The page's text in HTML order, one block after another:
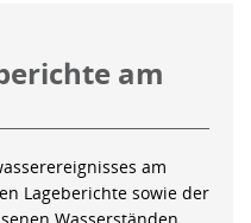
am
am
Lageberichte sowie der
Wasserständen